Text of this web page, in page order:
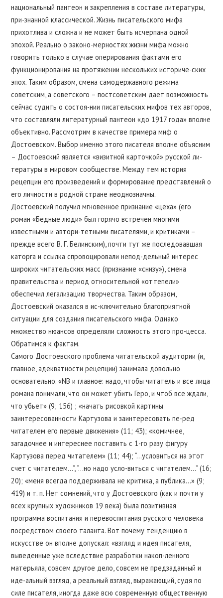
национальный пантеон и закрепления в составе литературы,
при-знанной классической. Жизнь писательского мифа
прихотлива и сложна и не может быть исчерпана одной
эпохой. Реально о законо-мерностях жизни мифа можно
говорить только в случае оперирования фактами его
функционирования на протяжении нескольких историче-ских
эпох. Таким образом, смена самодержавного режима
советским, а советского – постсоветским дает возможность
сейчас судить о состоя-нии писательских мифов тех авторов,
что составляли литературный пантеон «до 1917 года» вполне
объективно. Рассмотрим в качестве примера миф о
Достоевском. Выбор именно этого писателя вполне объясним
– Достоевский является «визитной карточкой» русской ли-
тературы в мировом сообществе. Между тем история
рецепции его произведений и формирование представлений о
его личности в родной стране неоднозначны.
Достоевский получил мгновенное признание «цеха» (его
роман «Бедные люди» был горячо встречен многими
известными и автори-тетными писателями, и критиками –
прежде всего В. Г. Белинским), почти тут же последовавшая
каторга и ссылка спровоцировали непод-дельный интерес
широких читательских масс (признание «снизу»), смена
правительства и период относительной «оттепели»
обеспечил легализацию творчества. Таким образом,
Достоевский оказался в ис-ключительно благоприятной
ситуации для создания писательского мифа. Однако
множество нюансов определяли сложность этого про-цесса.
Обратимся к фактам.
Самого Достоевского проблема читательской аудитории (и,
главное, адекватности рецепции) занимала довольно
основательно. «NB и главное: надо, чтобы читатель и все лица
романа понимали, что он может убить Геро, и чтоб все ждали,
что убьет» (9; 156) ; «начать рисовкой картины
заинтересованности Картузова и заинтересовать пе-ред
читателем его первые движения» (11; 43); «комичнее,
загадочнее и интереснее поставить с 1-го разу фигуру
Картузова перед читателем» (11; 44); “…условиться на этот
счет с читателем…”, “…но надо усло-виться с читателем…” (16;
20); «меня всегда поддерживала не критика, а публика…» (9;
419) и т. п. Нет сомнений, что у Достоевского (как и почти у
всех крупных художников 19 века) была позитивная
программа воспитания и перевоспитания русского человека
посредством своего таланта. Вот почему тенденцию в
искусстве он вполне допускал: «взгляд и идея писателя,
выведенные уже вследствие разработки накоп-ленного
матерьяла, совсем другое дело, совсем не предзаданный и
иде-альный взгляд, а реальный взгляд, выражающий, судя по
силе писателя, иногда даже всю современную общественную